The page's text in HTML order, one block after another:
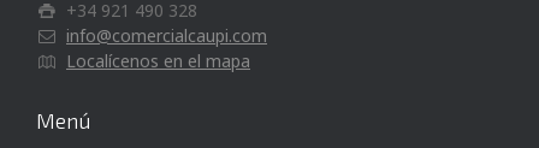
+34 921 490 328
info@comercialcaupi.com
Localícenos en el mapa
Menú